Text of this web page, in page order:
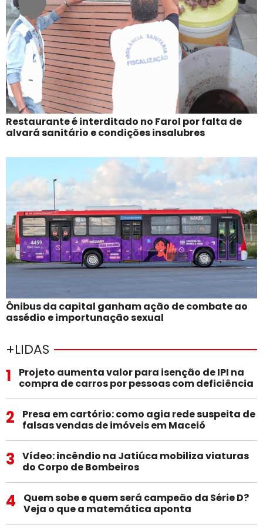
Restaurante é interditado no Farol por falta de
alvará sanitário e condições insalubres
Ônibus da capital ganham ação de combate ao
assédio e importunação sexual
+LIDAS
1
Projeto aumenta valor para isenção de IPI na
compra de carros por pessoas com deficiência
2
Presa em cartório: como agia rede suspeita de
falsas vendas de imóveis em Maceió
3
Vídeo: incêndio na Jatiúca mobiliza viaturas
do Corpo de Bombeiros
4
Quem sobe e quem será campeão da Série D?
Veja o que a matemática aponta